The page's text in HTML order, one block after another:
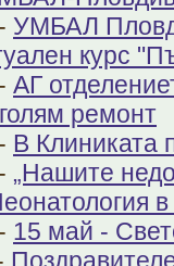
УМБАЛ
курс
АГ
ремонт
В Клиниката
„Нашите
15 май -